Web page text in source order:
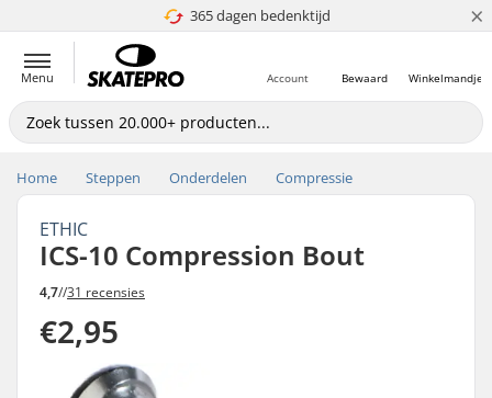
365 dagen bedenktijd
4.8 van 5 ×
Menu Winkelmandje
Bewaard
Account
Home Steppen Onderdelen Compressie
ETHIC
ICS-10 Compression Bout
4,7//31 recensies
€2,95